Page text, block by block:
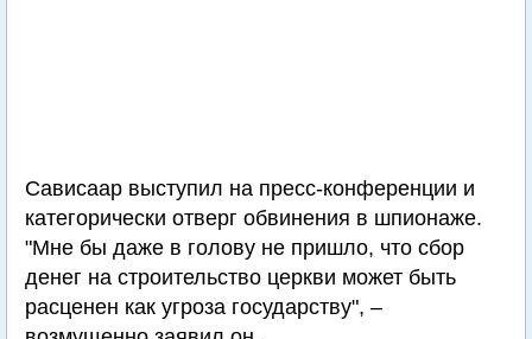
Сависаар выступил на пресс-конференции и
категорически отверг обвинения в шпионаже.
"Мне бы даже в голову не пришло, что сбор
денег на строительство церкви может быть
расценен как угроза государству", –